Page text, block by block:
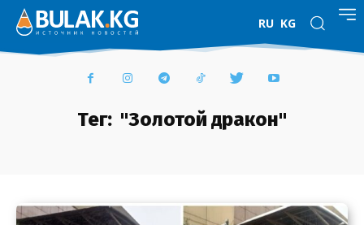
RU KG
Тег: "Золотой дракон"